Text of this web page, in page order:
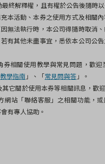
終解釋權，且有權於公告後隨時
本活動、本券之使用方式及相關
無法執行時，本公司得隨時取消、
有其他未盡事宜，悉依本公司公
券相關使用教學與常見問題，歡迎
教學指南 」、「常見問與答 」。
它關於使用本券等相關訊息，歡
網站「聯絡客服」之相關功能，
有專人協助。